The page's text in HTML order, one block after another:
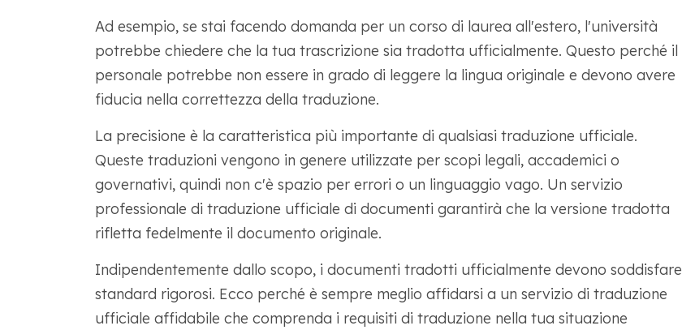
Ad esempio, se stai facendo domanda per un corso di laurea all'estero, l'università
potrebbe chiedere che la tua trascrizione sia tradotta ufficialmente. Questo perché il
personale potrebbe non essere in grado di leggere la lingua originale e devono avere
fiducia nella correttezza della traduzione.
La precisione è la caratteristica più importante di qualsiasi traduzione ufficiale.
Queste traduzioni vengono in genere utilizzate per scopi legali, accademici o
governativi, quindi non c'è spazio per errori o un linguaggio vago. Un servizio
professionale di traduzione ufficiale di documenti garantirà che la versione tradotta
rifletta fedelmente il documento originale.
Indipendentemente dallo scopo, i documenti tradotti ufficialmente devono soddisfare
standard rigorosi. Ecco perché è sempre meglio affidarsi a un servizio di traduzione
ufficiale affidabile che comprenda i requisiti di traduzione nella tua situazione